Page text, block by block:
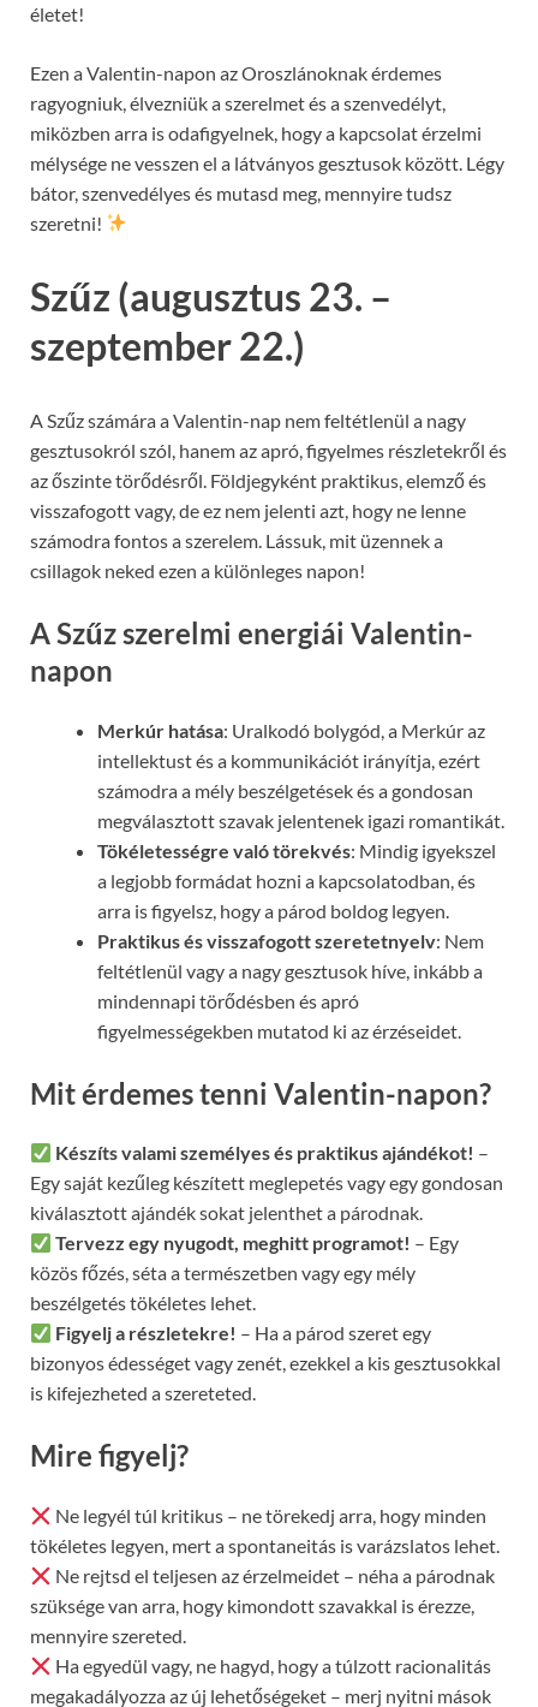
életet!
Ezen a Valentin-napon az Oroszlánoknak érdemes
ragyogniuk, élvezniük a szerelmet és a szenvedélyt,
miközben arra is odafigyelnek, hogy a kapcsolat érzelmi
mélysége ne vesszen el a látványos gesztusok között. Légy
bátor, szenvedélyes és mutasd meg, mennyire tudsz
szeretni!
Szűz (augusztus 23. –
szeptember 22.)
A Szűz számára a Valentin-nap nem feltétlenül a nagy
gesztusokról szól, hanem az apró, figyelmes részletekről és
az őszinte törődésről. Földjegyként praktikus, elemző és
visszafogott vagy, de ez nem jelenti azt, hogy ne lenne
számodra fontos a szerelem. Lássuk, mit üzennek a
csillagok neked ezen a különleges napon!
A Szűz szerelmi energiái Valentin-
napon
Merkúr hatása: Uralkodó bolygód, a Merkúr az
intellektust és a kommunikációt irányítja, ezért
számodra a mély beszélgetések és a gondosan
megválasztott szavak jelentenek igazi romantikát.
Tökéletességre való törekvés: Mindig igyekszel
a legjobb formádat hozni a kapcsolatodban, és
arra is figyelsz, hogy a párod boldog legyen.
Praktikus és visszafogott szeretetnyelv: Nem
feltétlenül vagy a nagy gesztusok híve, inkább a
mindennapi törődésben és apró
figyelmességekben mutatod ki az érzéseidet.
Mit érdemes tenni Valentin-napon?
Készíts valami személyes és praktikus ajándékot! –
Egy saját kezűleg készített meglepetés vagy egy gondosan
kiválasztott ajándék sokat jelenthet a párodnak.
Tervezz egy nyugodt, meghitt programot! – Egy
közös főzés, séta a természetben vagy egy mély
beszélgetés tökéletes lehet.
Figyelj a részletekre! – Ha a párod szeret egy
bizonyos édességet vagy zenét, ezekkel a kis gesztusokkal
is kifejezheted a szereteted.
Mire figyelj?
Ne legyél túl kritikus – ne törekedj arra, hogy minden
tökéletes legyen, mert a spontaneitás is varázslatos lehet.
Ne rejtsd el teljesen az érzelmeidet – néha a párodnak
szüksége van arra, hogy kimondott szavakkal is érezze,
mennyire szereted.
Ha egyedül vagy, ne hagyd, hogy a túlzott racionalitás
megakadályozza az új lehetőségeket – merj nyitni mások